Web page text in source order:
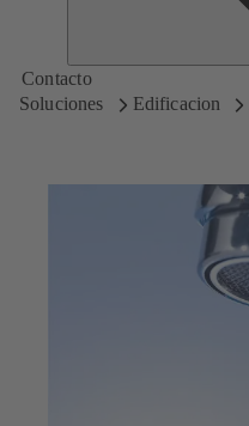
Contacto
Soluciones
Edificacion